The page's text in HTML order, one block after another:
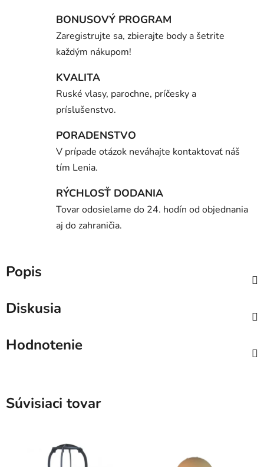
BONUSOVÝ PROGRAM
Zaregistrujte sa, zbierajte body a šetrite
každým nákupom!
KVALITA
Ruské vlasy, parochne, príčesky a
príslušenstvo.
PORADENSTVO
V prípade otázok neváhajte kontaktovať náš
tím Lenia.
RÝCHLOSŤ DODANIA
Tovar odosielame do 24. hodín od objednania
aj do zahraničia.
Popis
Diskusia
Hodnotenie
Súvisiaci tovar